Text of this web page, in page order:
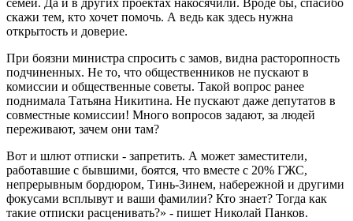
семей. Да и в других проектах накосячили. Вроде бы, спасибо
скажи тем, кто хочет помочь. А ведь как здесь нужна
открытость и доверие.
При боязни министра спросить с замов, видна расторопность
подчиненных. Не то, что общественников не пускают в
комиссии и общественные советы. Такой вопрос ранее
поднимала Татьяна Никитина. Не пускают даже депутатов в
совместные комиссии! Много вопросов задают, за людей
переживают, зачем они там?
Вот и шлют отписки - запретить. А может заместители,
работавшие с бывшими, боятся, что вместе с 20% ГЖС,
непрерывным бордюром, Тинь-Зинем, набережной и другими
фокусами всплывут и ваши фамилии? Кто знает? Тогда как
такие отписки расценивать?» - пишет Николай Панков.